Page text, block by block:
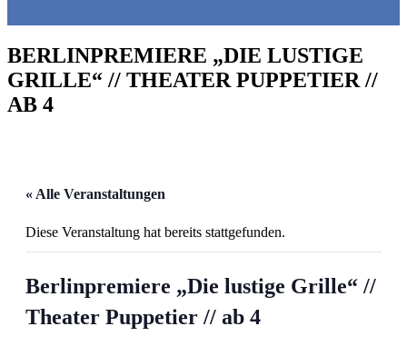
BERLINPREMIERE „DIE LUSTIGE
GRILLE“ // THEATER PUPPETIER //
AB 4
« Alle Veranstaltungen
Diese Veranstaltung hat bereits stattgefunden.
Berlinpremiere „Die lustige Grille“ //
Theater Puppetier // ab 4